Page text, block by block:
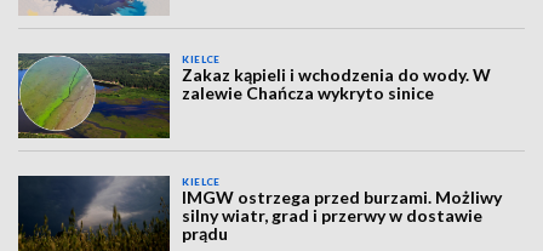
KIELCE
Zakaz kąpieli i wchodzenia do wody. W
zalewie Chańcza wykryto sinice
KIELCE
IMGW ostrzega przed burzami. Możliwy
silny wiatr, grad i przerwy w dostawie
prądu